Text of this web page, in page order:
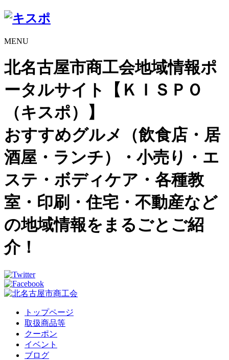
MENU
北名古屋市商工会地域情報ポ
ータルサイト【ＫＩＳＰＯ
（キスポ）】
おすすめグルメ（飲食店・居
酒屋・ランチ）・小売り・エ
ステ・ボディケア・各種教
室・印刷・住宅・不動産など
の地域情報をまるごとご紹
介！
トップページ
取扱商品等
クーポン
イベント
ブログ